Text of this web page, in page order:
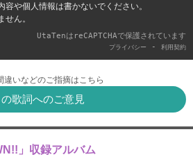
や個人情報は書かないでください。
ん。
UtaTenはreCAPTCHAで保護されています
プライバシー - 利用契約
違いなどのご指摘はこちら
の歌詞へのご意見
」収録アルバム